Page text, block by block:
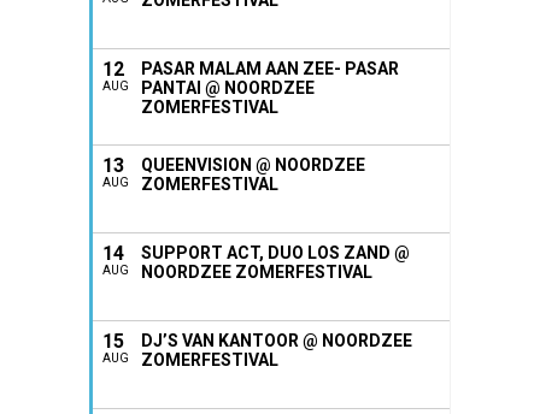
12
AUG
PASAR MALAM AAN ZEE- PASAR
PANTAI @ NOORDZEE
ZOMERFESTIVAL
13
AUG
QUEENVISION @ NOORDZEE
ZOMERFESTIVAL
14
AUG
SUPPORT ACT, DUO LOS ZAND @
NOORDZEE ZOMERFESTIVAL
15
AUG
DJ’S VAN KANTOOR @ NOORDZEE
ZOMERFESTIVAL